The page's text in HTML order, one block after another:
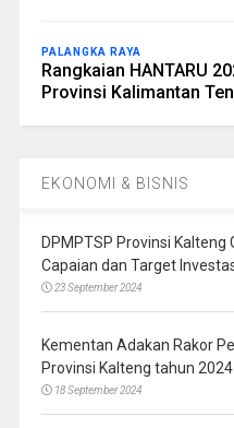
PALANGKA RAYA
Rangkaian HANTARU
Provinsi Kalimantan
EKONOMI & BISNIS
DPMPTSP Provinsi Kalteng
Capaian dan Target
23 September 2024
Kementan Adakan Rakor
Provinsi Kalteng tahun 2024
18 September 2024